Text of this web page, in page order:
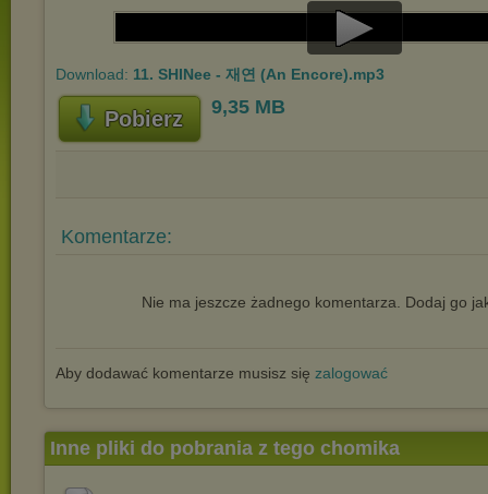
Play
Download: 11. SHINee - 재연 (An Encore).mp3
Pobierz 9,35 MB
Komentarze:
Nie ma jeszcze żadnego komentarza. Dodaj go
Aby dodawać komentarze musisz się zalogować
Inne pliki do pobrania z tego chomika